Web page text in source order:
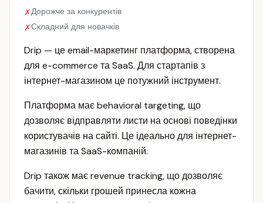
✗Дорожче за конкурентів
✗Складний для новачків
Drip — це email-маркетинг платформа, створена
для e-commerce та SaaS. Для стартапів з
інтернет-магазином це потужний інструмент.
Платформа має behavioral targeting, що
дозволяє відправляти листи на основі поведінки
користувачів на сайті. Це ідеально для інтернет-
магазинів та SaaS-компаній.
Drip також має revenue tracking, що дозволяє
бачити, скільки грошей принесла кожна